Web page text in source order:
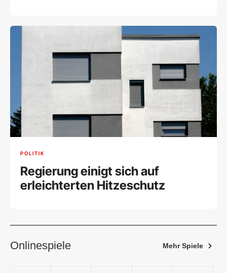
POLITIK
Regierung einigt sich auf
erleichterten Hitzeschutz
Onlinespiele Mehr Spiele